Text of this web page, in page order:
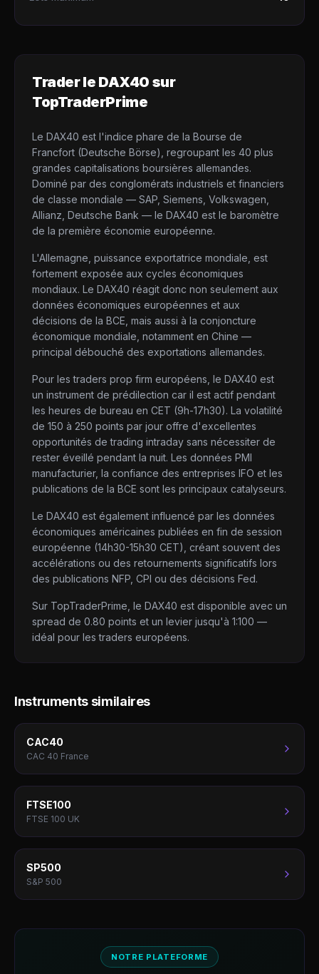
Trader le DAX40 sur
TopTraderPrime
Le DAX40 est l'indice phare de la Bourse de
Francfort (Deutsche Börse), regroupant les 40 plus
grandes capitalisations boursières allemandes.
Dominé par des conglomérats industriels et financiers
de classe mondiale — SAP, Siemens, Volkswagen,
Allianz, Deutsche Bank — le DAX40 est le baromètre
de la première économie européenne.
L'Allemagne, puissance exportatrice mondiale, est
fortement exposée aux cycles économiques
mondiaux. Le DAX40 réagit donc non seulement aux
données économiques européennes et aux
décisions de la BCE, mais aussi à la conjoncture
économique mondiale, notamment en Chine —
principal débouché des exportations allemandes.
Pour les traders prop firm européens, le DAX40 est
un instrument de prédilection car il est actif pendant
les heures de bureau en CET (9h-17h30). La volatilité
de 150 à 250 points par jour offre d'excellentes
opportunités de trading intraday sans nécessiter de
rester éveillé pendant la nuit. Les données PMI
manufacturier, la confiance des entreprises IFO et les
publications de la BCE sont les principaux catalyseurs.
Le DAX40 est également influencé par les données
économiques américaines publiées en fin de session
européenne (14h30-15h30 CET), créant souvent des
accélérations ou des retournements significatifs lors
des publications NFP, CPI ou des décisions Fed.
Sur TopTraderPrime, le DAX40 est disponible avec un
spread de 0.80 points et un levier jusqu'à 1:100 —
idéal pour les traders européens.
Instruments similaires
CAC40
CAC 40 France
FTSE100
FTSE 100 UK
SP500
S&P 500
NOTRE PLATEFORME